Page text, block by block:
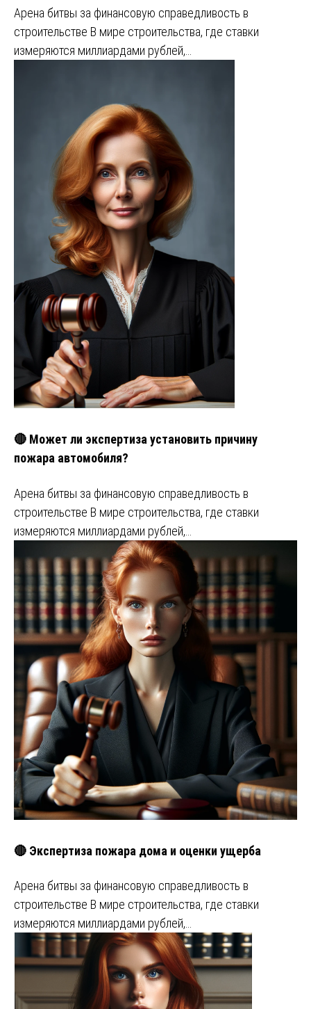
Арена битвы за финансовую справедливость в
строительстве В мире строительства, где ставки
измеряются миллиардами рублей,…
🔴 Может ли экспертиза установить причину
пожара автомобиля?
Арена битвы за финансовую справедливость в
строительстве В мире строительства, где ставки
измеряются миллиардами рублей,…
🔴 Экспертиза пожара дома и оценки ущерба
Арена битвы за финансовую справедливость в
строительстве В мире строительства, где ставки
измеряются миллиардами рублей,…